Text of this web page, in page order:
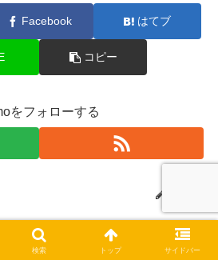
Facebook はてブ
コピー
をフォローする
検索 トップ サイドバー